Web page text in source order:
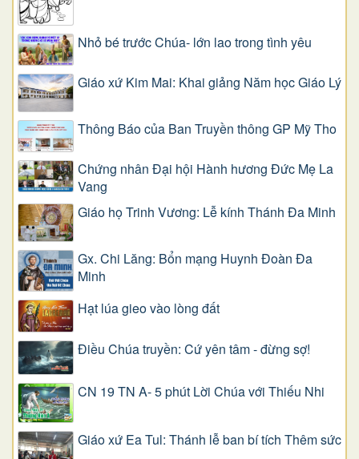
Nhỏ bé trước Chúa- lớn lao trong tình yêu
Giáo xứ Kim Mai: Khai giảng Năm học Giáo Lý
Thông Báo của Ban Truyền thông GP Mỹ Tho
Chứng nhân Đại hội Hành hương Đức Mẹ La
Vang
Giáo họ Trinh Vương: Lễ kính Thánh Đa Minh
Gx. Chi Lăng: Bổn mạng Huynh Đoàn Đa
Minh
Hạt lúa gieo vào lòng đất
Điều Chúa truyền: Cứ yên tâm - đừng sợ!
CN 19 TN A- 5 phút Lời Chúa với Thiếu Nhi
Giáo xứ Ea Tul: Thánh lễ ban bí tích Thêm sức